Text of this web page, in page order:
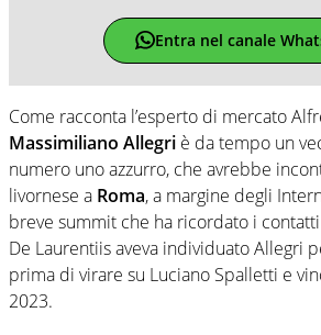
Entra nel canale
Come racconta l’esperto di mercato
Massimiliano Allegri è da tempo un
numero uno azzurro, che avrebbe
livornese a Roma, a margine degli
breve summit che ha ricordato i
De Laurentiis aveva individuato Allegri
prima di virare su Luciano Spalletti e
2023.